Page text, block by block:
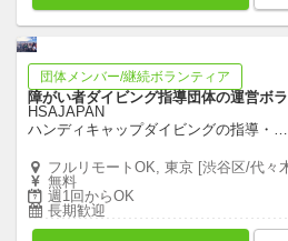
団体メンバー/継続ボランティア
障がい者ダイビング指導団体の運営ボ
HSAJAPAN
ハンディキャップダイビングの指導・ …
フルリモートOK, 東京 [渋谷区/代々
無料
週1回からOK
長期歓迎